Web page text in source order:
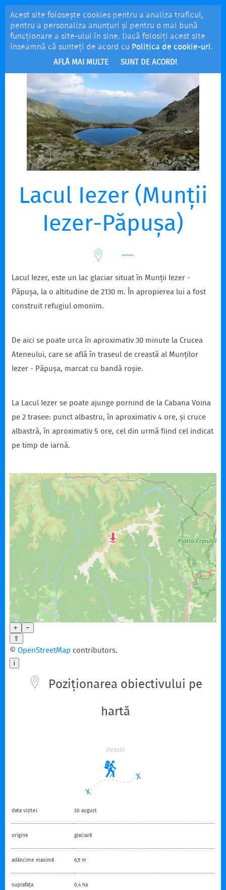
Acest site folosește cookies pentru a analiza traficul,
pentru a personaliza anunțuri și pentru o mai bună
funcționare a site-ului în sine. Dacă folosiți acest site
înseamnă că sunteți de acord cu Politica de cookie-uri.
AFLĂ MAI MULTE SUNT DE ACORD!
MENU
Lacul Iezer (Munții
Iezer-Păpușa)
Lacul Iezer, este un lac glaciar situat în Munții Iezer -
Păpușa, la o altitudine de 2130 m. În apropierea lui a fost
construit refugiul omonim.
De aici se poate urca în aproximativ 30 minute la Crucea
Ateneului, care se află în traseul de creastă al Munților
Iezer - Păpușa, marcat cu bandă roșie.
La Lacul Iezer se poate ajunge pornind de la Cabana Voina
pe 2 trasee: punct albastru, în aproximativ 4 ore, și cruce
albastră, în aproximativ 5 ore, cel din urmă fiind cel indicat
pe timp de iarnă.
+
−
⇧
© OpenStreetMap contributors.
i
Poziționarea obiectivului pe
hartă
Detalii
data vizitei 30 august
origine glaciară
adâncime maximă 6,5 m
suprafața 0,4 ha